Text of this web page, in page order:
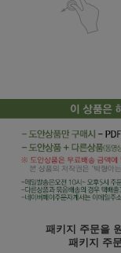
패키지 주문을
패키지 주